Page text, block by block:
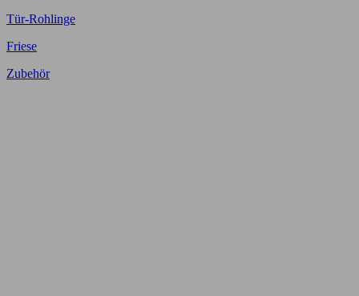
Tür-Rohlinge
Friese
Zubehör